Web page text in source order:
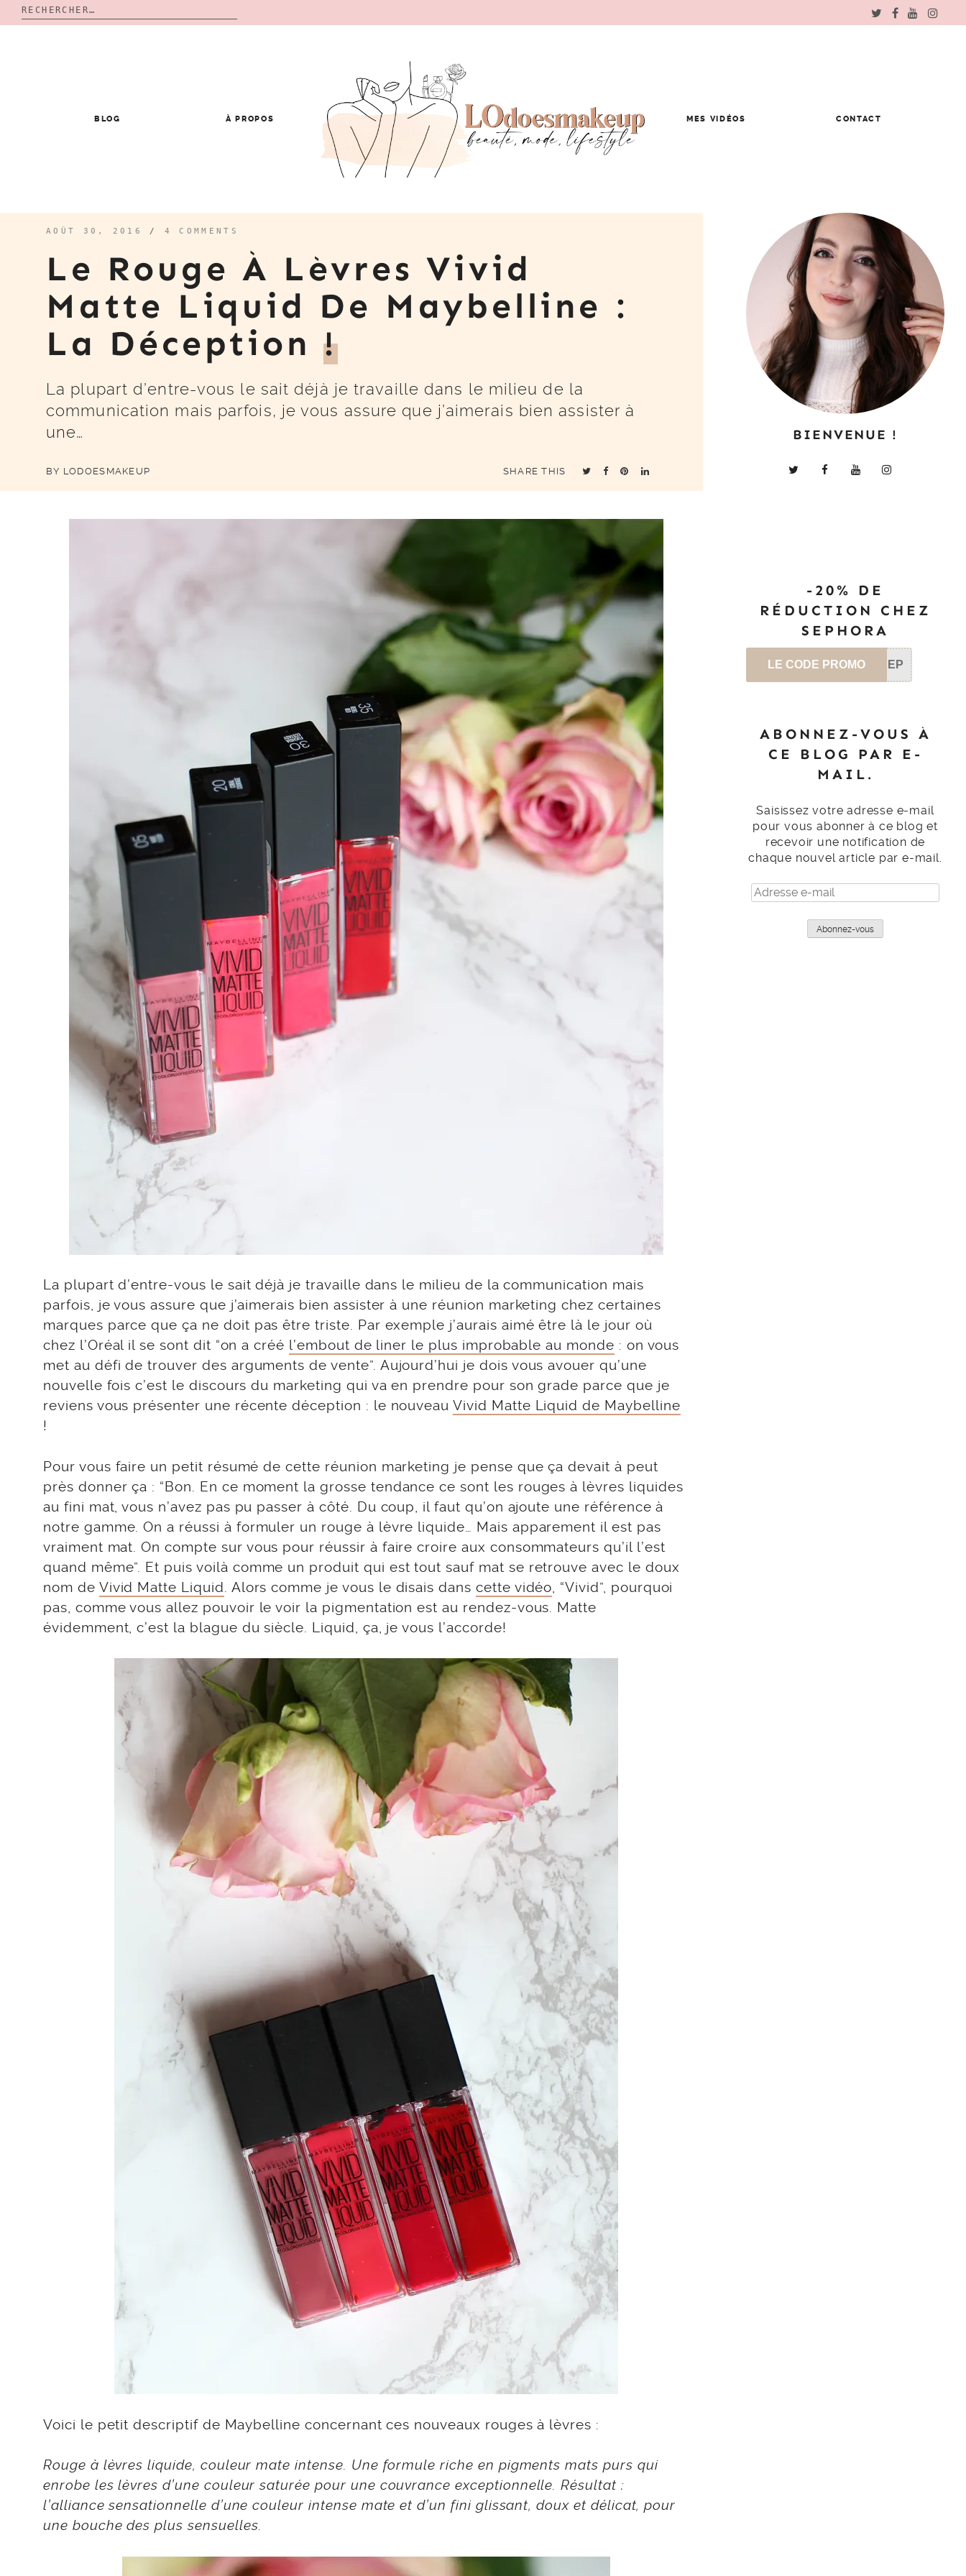
Rechercher :
BLOG À PROPOS MES VIDÉOS CONTACT
AOÛT 30, 2016 / 4 COMMENTS
Le Rouge À Lèvres Vivid
Matte Liquid De Maybelline :
La Déception!
La plupart d’entre-vous le sait déjà je travaille dans le milieu de la
communication mais parfois, je vous assure que j’aimerais bien assister à
une…
BY LODOESMAKEUP SHARE THIS
La plupart d’entre-vous le sait déjà je travaille dans le milieu de la communication mais
parfois, je vous assure que j’aimerais bien assister à une réunion marketing chez certaines
marques parce que ça ne doit pas être triste. Par exemple j’aurais aimé être là le jour où
chez l’Oréal il se sont dit “on a créé l’embout de liner le plus improbable au monde : on vous
met au défi de trouver des arguments de vente”. Aujourd’hui je dois vous avouer qu’une
nouvelle fois c’est le discours du marketing qui va en prendre pour son grade parce que je
reviens vous présenter une récente déception : le nouveauVivid Matte Liquid de Maybelline
!
Pour vous faire un petit résumé de cette réunion marketing je pense que ça devait à peut
près donner ça : “Bon. En ce moment la grosse tendance ce sont les rouges à lèvres liquides
au fini mat, vous n’avez pas pu passer à côté. Du coup, il faut qu’on ajoute une référence à
notre gamme. On a réussi à formuler un rouge à lèvre liquide… Mais apparement il est pas
vraiment mat. On compte sur vous pour réussir à faire croire aux consommateurs qu’il l’est
quand même”. Et puis voilà comme un produit qui est tout sauf mat se retrouve avec le doux
nom de Vivid Matte Liquid . Alors comme je vous le disais dans cette vidéo , “Vivid”, pourquoi
pas, comme vous allez pouvoir le voir la pigmentation est au rendez-vous. Matte
évidemment, c’est la blague du siècle. Liquid, ça, je vous l’accorde!
Voici le petit descriptif de Maybelline concernant ces nouveaux rouges à lèvres :
Rouge à lèvres liquide, couleur mate intense. Une formule riche en pigments mats purs qui
enrobe les lèvres d’une couleur saturée pour une couvrance exceptionnelle. Résultat :
l’alliance sensationnelle d’une couleur intense mate et d’un fini glissant, doux et délicat, pour
une bouche des plus sensuelles.
BIENVENUE !
-20% DE
RÉDUCTION CHEZ
SEPHORA
LE CODE PROMO SEP
ABONNEZ-VOUS À
CE BLOG PAR E-
MAIL.
Saisissez votre adresse e-mail
pour vous abonner à ce blog et
recevoir une notification de
chaque nouvel article par e-mail.
Adresse
e-
Abonnez-vous